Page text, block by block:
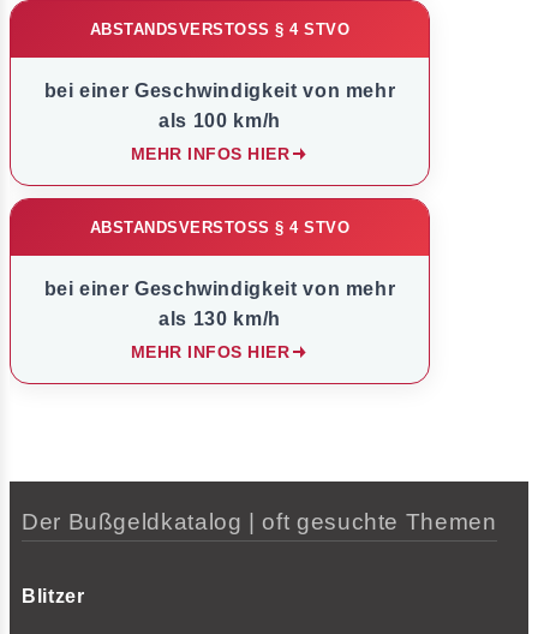
ABSTANDSVERSTOSS § 4 STVO
bei einer Geschwindigkeit von mehr
als 100 km/h
MEHR INFOS HIER
ABSTANDSVERSTOSS § 4 STVO
bei einer Geschwindigkeit von mehr
als 130 km/h
MEHR INFOS HIER
Der Bußgeldkatalog | oft gesuchte Themen
Blitzer